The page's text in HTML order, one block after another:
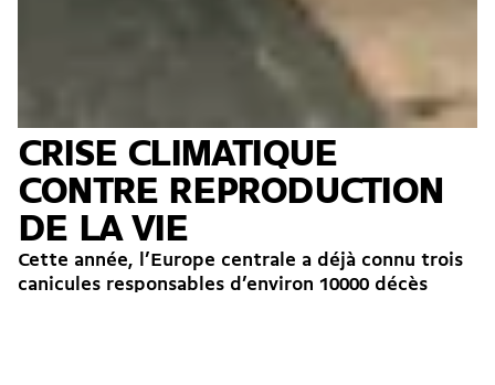
CRISE CLIMATIQUE
CONTRE REPRODUCTION
DE LA VIE
Cette année, l’Europe centrale a déjà connu trois
canicules responsables d’environ 10000 décès